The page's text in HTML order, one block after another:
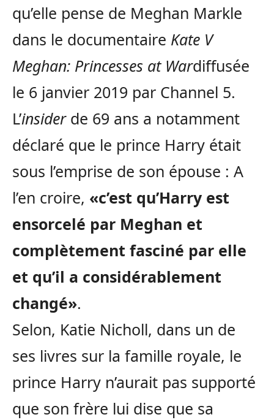
qu’elle pense de Meghan Markle
dans le documentaire Kate V
Meghan: Princesses at Wardiffusée
le 6 janvier 2019 par Channel 5.
L’insiderde 69 ans a notamment
déclaré que le prince Harry était
sous l’emprise de son épouse : A
l’en croire, «c’est qu’Harry est
ensorcelé par Meghan et
complètement fasciné par elle
et qu’il a considérablement
changé».
Selon, Katie Nicholl, dans un de
ses livres sur la famille royale, le
prince Harry n’aurait pas supporté
que son frère lui dise que sa